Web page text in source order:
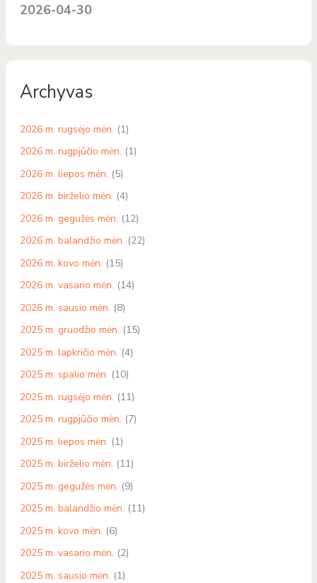
2026-04-30
Archyvas
2026 m. rugsėjo mėn. (1)
2026 m. rugpjūčio mėn. (1)
2026 m. liepos mėn. (5)
2026 m. birželio mėn. (4)
2026 m. gegužės mėn. (12)
2026 m. balandžio mėn. (22)
2026 m. kovo mėn. (15)
2026 m. vasario mėn. (14)
2026 m. sausio mėn. (8)
2025 m. gruodžio mėn. (15)
2025 m. lapkričio mėn. (4)
2025 m. spalio mėn. (10)
2025 m. rugsėjo mėn. (11)
2025 m. rugpjūčio mėn. (7)
2025 m. liepos mėn. (1)
2025 m. birželio mėn. (11)
2025 m. gegužės mėn. (9)
2025 m. balandžio mėn. (11)
2025 m. kovo mėn. (6)
2025 m. vasario mėn. (2)
2025 m. sausio mėn. (1)